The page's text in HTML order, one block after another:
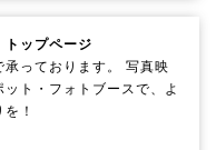
ップページ
承っております。 写真映
ット・フォトブースで、よ
！